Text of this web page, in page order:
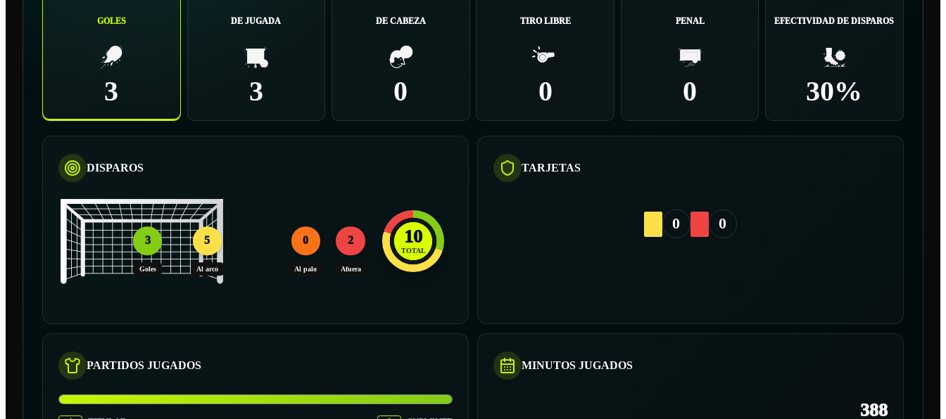
GOLES
3
DE JUGADA
3
DE CABEZA
0
TIRO LIBRE
0
PENAL
0
EFECTIVIDAD DE DISPAROS
30%
DISPAROS
3
Goles
5
Al arco
0
Al palo
2
Afuera
10
TOTAL
TARJETAS
0 0
PARTIDOS JUGADOS MINUTOS JUGADOS
388